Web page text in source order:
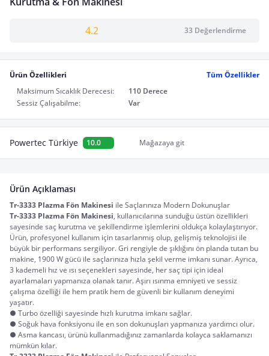
4.2 33 Değerlendirme
Ürün Özellikleri
Tüm Özellikler
Maksimum Sıcaklık Derecesi:
110 Derece
Sessiz Çalışabilme:
Var
Powertec Türkiye 10.0 Mağazaya git
Ürün Açıklaması
Tr-3333 Plazma Fön Makinesi ile Saçlarınıza Modern Dokunuşlar
Tr-3333 Plazma Fön Makinesi, kullanıcılarına sunduğu üstün özellikleri
sayesinde saç kurutma ve şekillendirme işlemlerini oldukça kolaylaştırıyor.
Ürün, profesyonel kullanım için tasarlanmış olup, gelişmiş teknolojisi ile
büyük bir performans sergiliyor. Gri rengiyle de şıklığını ön planda tutan bu
makine, 1900 W gücü ile saçlarınıza hızla şekil verme imkanı sunar. Ayrıca,
3 kademeli hız ve ısı seçenekleri sayesinde, her saç tipi için ideal
ayarlamaları yapmanıza olanak tanır. Aşırı ısınma emniyeti ve sessiz
çalışma özelliği ile hem pratik hem de güvenli bir kullanım deneyimi
yaşatır.
● Turbo özelliği sayesinde hızlı kurutma imkanı sağlar.
● Soğuk hava fonksiyonu ile en son dokunuşları yapmanıza yardımcı olur.
● Asma kancası, ürünü kullanmadığınız zamanlarda kolayca saklamanızı
mümkün kılar.